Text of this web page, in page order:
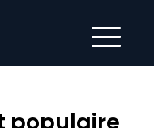
populaire